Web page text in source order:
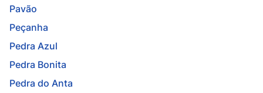
Pavão
Peçanha
Pedra Azul
Pedra Bonita
Pedra do Anta